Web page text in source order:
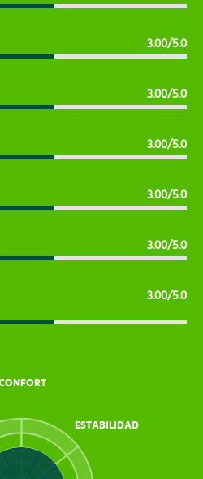
3.00/5.0
3.00/5.0
3.00/5.0
3.00/5.0
3.00/5.0
3.00/5.0
ESTABILIDAD